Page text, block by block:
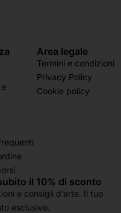
Area legale
Termini e condizioni
Privacy Policy
Cookie policy
il 10% di sconto
e consigli d’arte. Il tuo
esclusivo.